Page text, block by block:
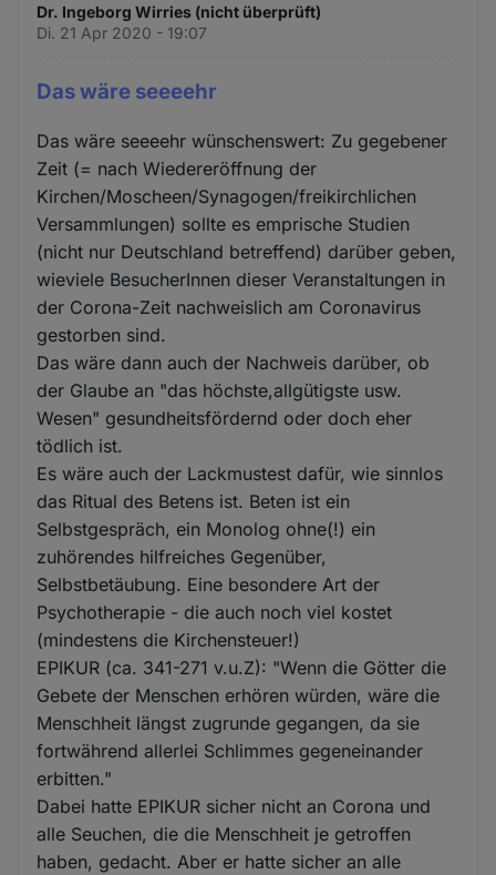
Dr. Ingeborg Wirries (nicht überprüft)
Di. 21 Apr 2020 - 19:07
Das wäre seeeehr
Das wäre seeeehr wünschenswert: Zu gegebener
Zeit (= nach Wiedereröffnung der
Kirchen/Moscheen/Synagogen/freikirchlichen
Versammlungen) sollte es emprische Studien
(nicht nur Deutschland betreffend) darüber geben,
wieviele BesucherInnen dieser Veranstaltungen in
der Corona-Zeit nachweislich am Coronavirus
gestorben sind.
Das wäre dann auch der Nachweis darüber, ob
der Glaube an "das höchste,allgütigste usw.
Wesen" gesundheitsfördernd oder doch eher
tödlich ist.
Es wäre auch der Lackmustest dafür, wie sinnlos
das Ritual des Betens ist. Beten ist ein
Selbstgespräch, ein Monolog ohne(!) ein
zuhörendes hilfreiches Gegenüber,
Selbstbetäubung. Eine besondere Art der
Psychotherapie - die auch noch viel kostet
(mindestens die Kirchensteuer!)
EPIKUR (ca. 341-271 v.u.Z): "Wenn die Götter die
Gebete der Menschen erhören würden, wäre die
Menschheit längst zugrunde gegangen, da sie
fortwährend allerlei Schlimmes gegeneinander
erbitten."
Dabei hatte EPIKUR sicher nicht an Corona und
alle Seuchen, die die Menschheit je getroffen
haben, gedacht. Aber er hatte sicher an alle